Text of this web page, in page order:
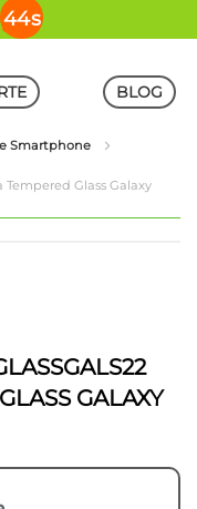
43s
BLOG
Smartphone
Tempered Glass Galaxy
GALAXY